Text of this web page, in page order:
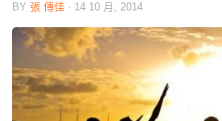
BY 張 傳佳 · 14 10 月, 2014